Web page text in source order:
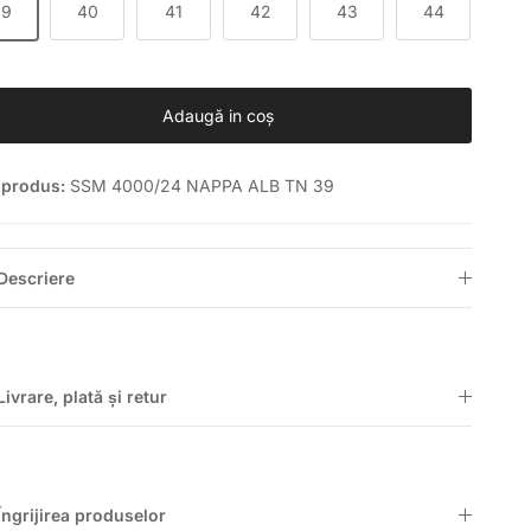
40 41 42 43 44
Adaugă in coş
SSM 4000/24 NAPPA ALB TN 39
plată și retur
produselor